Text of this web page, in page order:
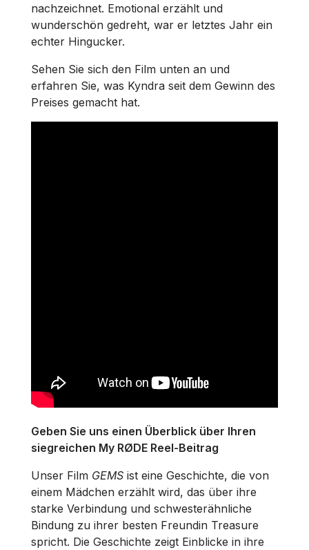
nachzeichnet. Emotional erzählt und
wunderschön gedreht, war er letztes Jahr ein
echter Hingucker.
Sehen Sie sich den Film unten an und
erfahren Sie, was Kyndra seit dem Gewinn des
Preises gemacht hat.
Geben Sie uns einen Überblick über Ihren
siegreichen My RØDE Reel-Beitrag
Unser Film GEMS ist eine Geschichte, die von
einem Mädchen erzählt wird, das über ihre
starke Verbindung und schwesterähnliche
Bindung zu ihrer besten Freundin Treasure
spricht. Die Geschichte zeigt Einblicke in ihre